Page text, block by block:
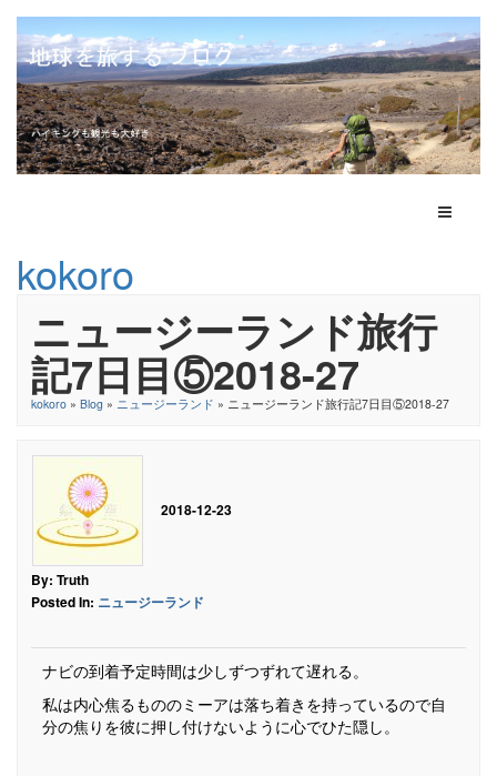
Toggle
kokoro
ニュージーランド旅行
記7日目⑤2018-27
kokoro » Blog » ニュージーランド » ニュージーランド旅行記7日目⑤2018-27
2018-12-23
By: Truth
Posted In: ニュージーランド
ナビの到着予定時間は少しずつずれて遅れる。
私は内心焦るもののミーアは落ち着きを持っているので自
分の焦りを彼に押し付けないように心でひた隠し。